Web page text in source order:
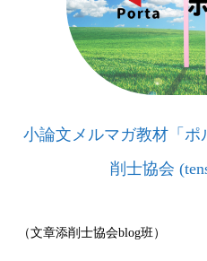
小論文メルマガ教材「
削士協会
（文章添削士協会blog班）